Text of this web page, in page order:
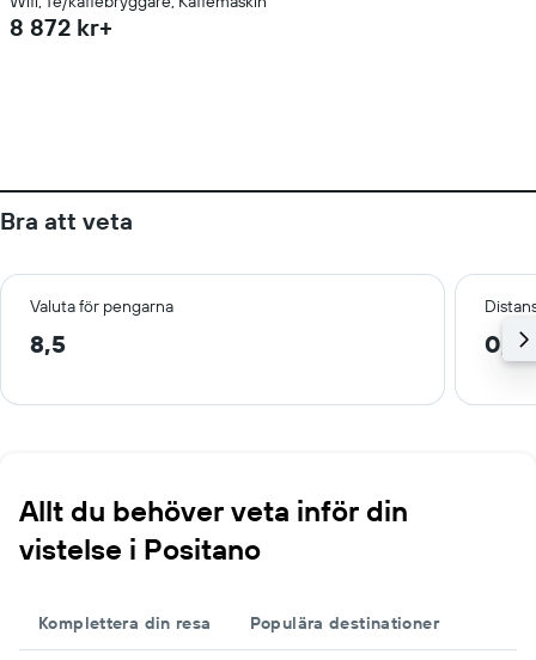
8 872 kr+
Bra att veta
Valuta för pengarna
8,5 0,1
Allt du behöver veta inför din
vistelse i Positano
Komplettera din resa Populära destinationer